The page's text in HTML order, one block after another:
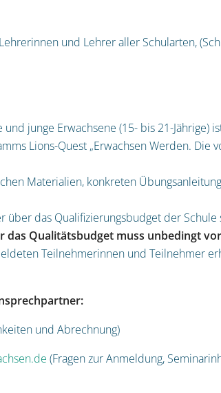
und Lehrer aller Schularten,
und junge Erwachsene (15- bis 21-Jährige)
Lions-Quest „Erwachsen Werden. Die
Materialien, konkreten
über das Qualifizierungsbudget der
das Qualitätsbudget muss unbedingt
Teilnehmerinnen und Teilnehmer
und Abrechnung)
(Fragen zur Anmeldung,